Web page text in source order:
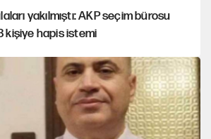
yakılmıştı: AKP seçim bürosu
kişiye hapis istemi